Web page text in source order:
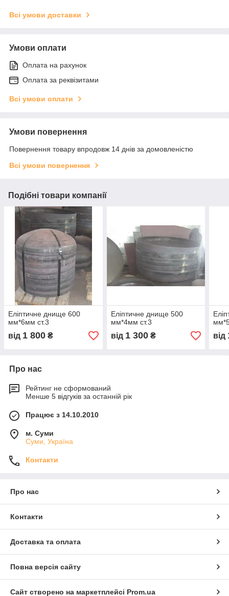
Всі умови доставки
Умови оплати
Оплата на рахунок
Оплата за реквізитами
Всі умови оплати
Умови повернення
Повернення товару впродовж 14 днів за домовленістю
Всі умови повернення
Подібні товари компанії
Еліптичне днище 600
мм*6мм ст.3
від 1 800 ₴
Еліптичне днище 500
мм*4мм ст.3
від 1 300₴ від
Про нас
Рейтинг не сформований
Менше 5 відгуків за останній рік
Працює з 14.10.2010
м. Суми
Суми, Україна
Контакти
Про нас
Контакти
Доставка та оплата
Повна версія сайту
Сайт створено на маркетплейсі Prom.ua